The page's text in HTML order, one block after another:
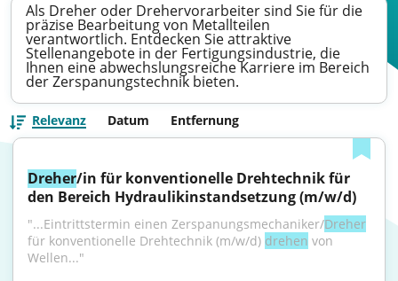
Als Dreher oder Drehervorarbeiter sind Sie für die
präzise Bearbeitung von Metallteilen
verantwortlich. Entdecken Sie attraktive
Stellenangebote in der Fertigungsindustrie, die
Ihnen eine abwechslungsreiche Karriere im Bereich
der Zerspanungstechnik bieten.
Relevanz Datum Entfernung
Dreher/in für konventionelle Drehtechnik für
den Bereich Hydraulikinstandsetzung (m/w/d)
"...Eintrittstermin einen Zerspanungsmechaniker/Dreher
für konventionelle Drehtechnik (m/w/d) drehen von
Wellen..."